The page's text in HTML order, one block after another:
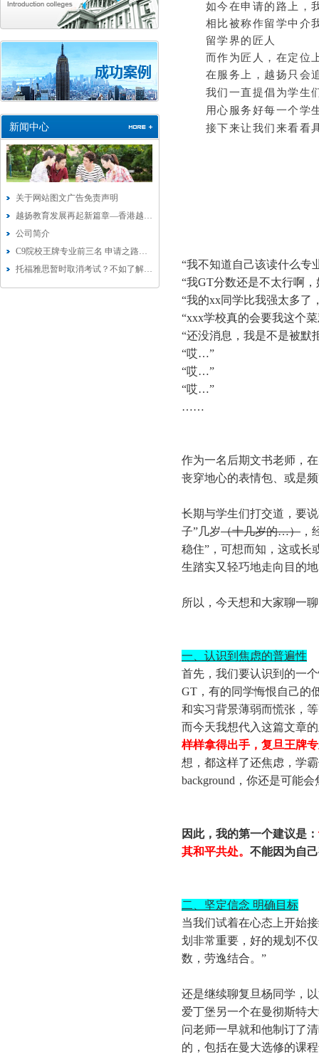
新闻中心
关于网站图文广告免责声明
越扬教育发展再起新篇章—香港越扬教育科技有限公司成立
公司简介
C9院校王牌专业前三名 申请之路也狂焦虑？
托福雅思暂时取消考试？不如了解下Duolingo多邻国考试
如今在申请的路上，
相比被称作留学中介
留学界的匠人
而作为匠人，在定位
在服务上，越扬只会
我们一直提倡为学生
用心服务好每一个学
接下来让我们来看看
“我不知道自己该读什么专
“我GT分数还是不太行啊，
“我的xx同学比我强太多了
“xxx学校真的会要我这个
“还没消息，我是不是被默
“哎…”
“哎…”
“哎…”
……
作为一名后期文书老师，
丧穿地心的表情包、或是
长期与学生们打交道，要
子”几岁（十几岁的…） ，
稳住”，可想而知，这或长
生踏实又轻巧地走向目的
所以，今天想和大家聊一
一、认识到焦虑的普遍性
首先，我们要认识到的一
GT，有的同学悔恨自己的
和实习背景薄弱而慌张，
而今天我想代入这篇文章
样样拿得出手，复旦王牌
想，都这样了还焦虑，学
background，你还是可能
因此，我的第一个建议是：
其和平共处。 不能因为自
二、坚定信念 明确目标
当我们试着在心态上开始
划非常重要，好的规划不
数，劳逸结合。”
还是继续聊复旦杨同学，
爱丁堡另一个在曼彻斯特
问老师一早就和他制订了
的，包括在曼大选修的课